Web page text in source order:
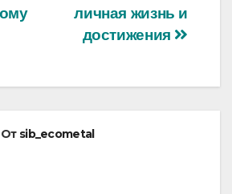
личная жизнь и
достижения
От sib_ecometal